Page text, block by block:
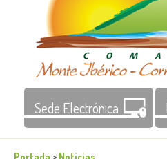
Sede Electrónica
Portada > Noticias